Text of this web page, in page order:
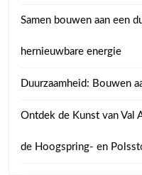
Samen bouwen aan een
hernieuwbare energie
Duurzaamheid: Bouwen
Ontdek de Kunst van Val
de Hoogspring- en